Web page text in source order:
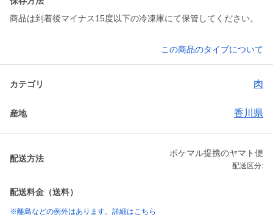
商品は到着後マイナス15度以下の冷凍庫にて保管してください。
この商品のタイプについて
カテゴリ 肉
産地 香川県
配送方法
ポケマル提携のヤマト便
配送区分:
配送料金（送料）
※離島などの例外はあります。詳細はこちら